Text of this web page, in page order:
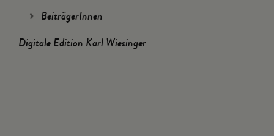
BeiträgerInnen
Digitale Edition Karl Wiesinger